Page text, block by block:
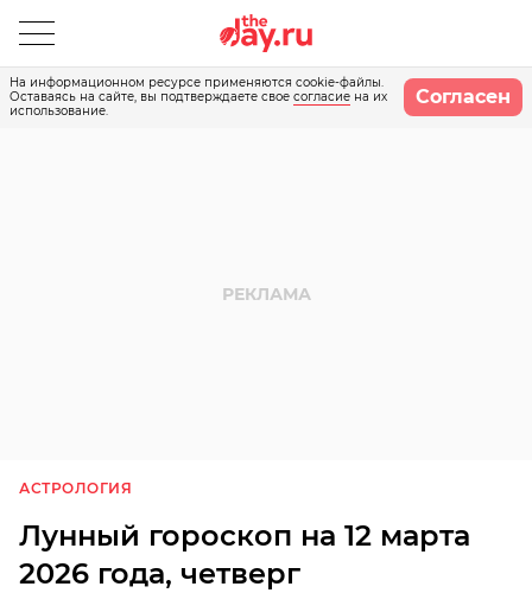
На информационном ресурсе применяются cookie-файлы.
Оставаясь на сайте, вы подтверждаете свое согласие на их
использование.
Согласен
АСТРОЛОГИЯ
Лунный гороскоп на 12 марта
2026 года, четверг